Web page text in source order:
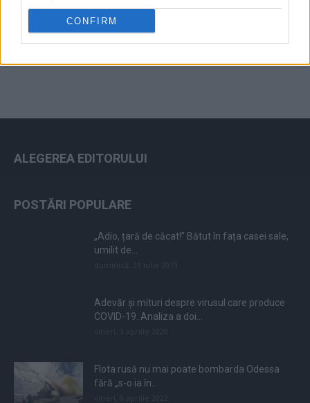
CONFIRM ad
ALEGEREA EDITORULUI
POSTĂRI POPULARE
„Adio, țară de căcat!” Bătut în fața casei sale,
umilit de...
Adevăr și mituri despre virusul care produce
COVID-19. Analiza a doi...
Flota rusă nu mai poate bombarda Odessa
fără „s-o ia în...